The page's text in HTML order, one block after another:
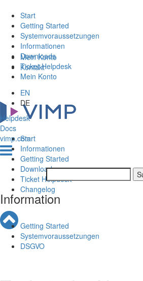
Start
Getting Started
Systemvoraussetzungen
Informationen
Downloads
Ticket Helpdesk
Mein Konto
Start
Informationen
Getting Started
Downloads
Ticket Helpdesk
Changelog
Mein Konto
Kontakt
EN
DE
Helpdesk
Docs
vimp.com
Information
Getting Started
Systemvoraussetzungen
DSGVO